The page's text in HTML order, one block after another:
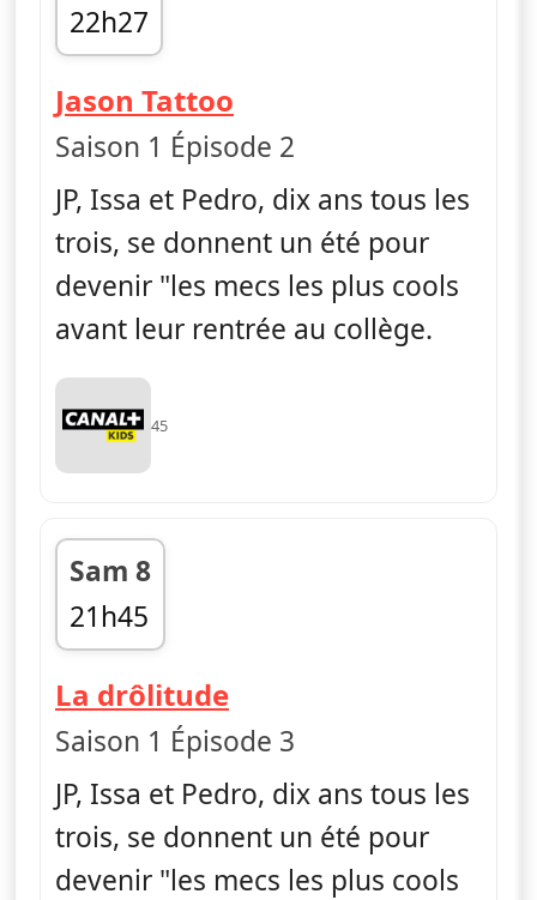
22h27
fin 22h37
Jason Tattoo
Saison 1 Épisode 2
JP, Issa et Pedro, dix ans tous les
trois, se donnent un été pour
devenir "les mecs les plus cools
avant leur rentrée au collège.
45
Sam 8
21h45
fin 21h56
La drôlitude— La vie en slip
Saison 1 Épisode 3
JP, Issa et Pedro, dix ans tous les
trois, se donnent un été pour
devenir "les mecs les plus cools